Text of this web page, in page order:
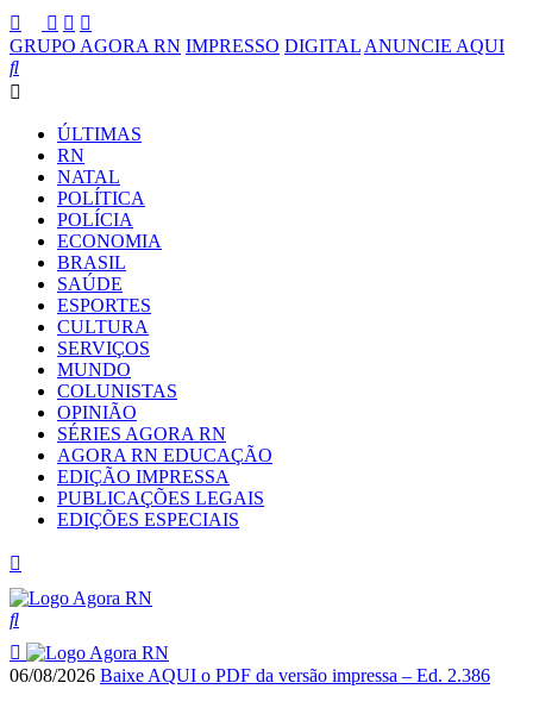
GRUPO AGORA RN IMPRESSO DIGITAL ANUNCIE AQUI
ÚLTIMAS
RN
NATAL
POLÍTICA
POLÍCIA
ECONOMIA
BRASIL
SAÚDE
ESPORTES
CULTURA
SERVIÇOS
MUNDO
COLUNISTAS
OPINIÃO
SÉRIES AGORA RN
AGORA RN EDUCAÇÃO
EDIÇÃO IMPRESSA
PUBLICAÇÕES LEGAIS
EDIÇÕES ESPECIAIS
06/08/2026 Baixe AQUI o PDF da versão impressa – Ed. 2.386